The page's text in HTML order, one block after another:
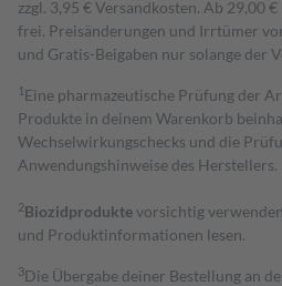
zzgl. 3,95 € Versandkosten. Ab 29,00
frei. Preisänderungen und Irrtümer
und Gratis-Beigaben nur solange der
1 Eine pharmazeutische Prüfung der
Produkte in deinem Warenkorb
Wechselwirkungschecks und die
Anwendungshinweise des Herstellers.
2Biozidproduktevorsichtig
und Produktinformationen lesen.
3Die Übergabe deiner Bestellung an